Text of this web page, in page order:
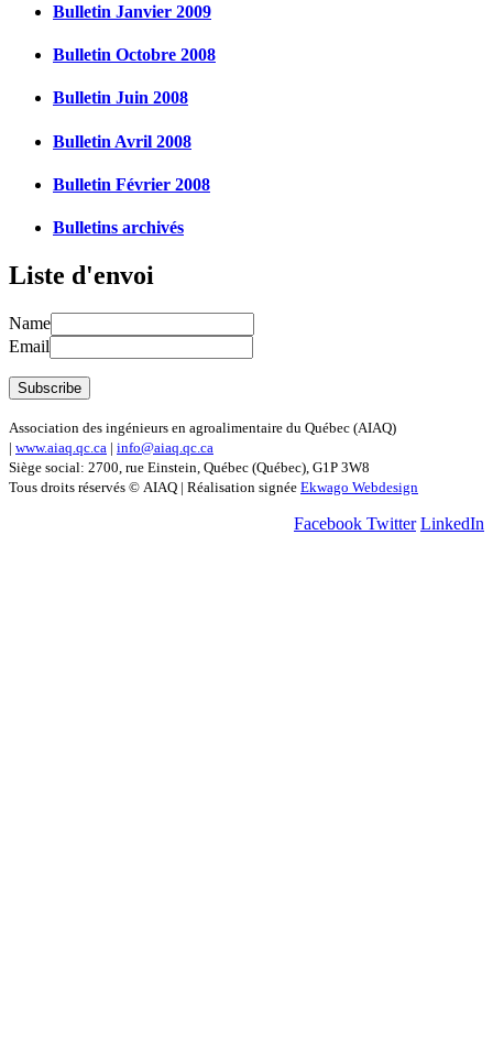
Bulletin Janvier 2009
Bulletin Octobre 2008
Bulletin Juin 2008
Bulletin Avril 2008
Bulletin Février 2008
Bulletins archivés
Liste d'envoi
Name
Email
Association des ingénieurs en agroalimentaire du Québec (AIAQ)
| www.aiaq.qc.ca | info@aiaq.qc.ca
Siège social: 2700, rue Einstein, Québec (Québec), G1P 3W8
Tous droits réservés © AIAQ | Réalisation signée Ekwago Webdesign
Facebook Twitter LinkedIn